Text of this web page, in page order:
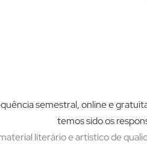
semestral, online e
temos sido os
literário e artístico de